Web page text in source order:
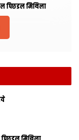
पिछडल मिथिला